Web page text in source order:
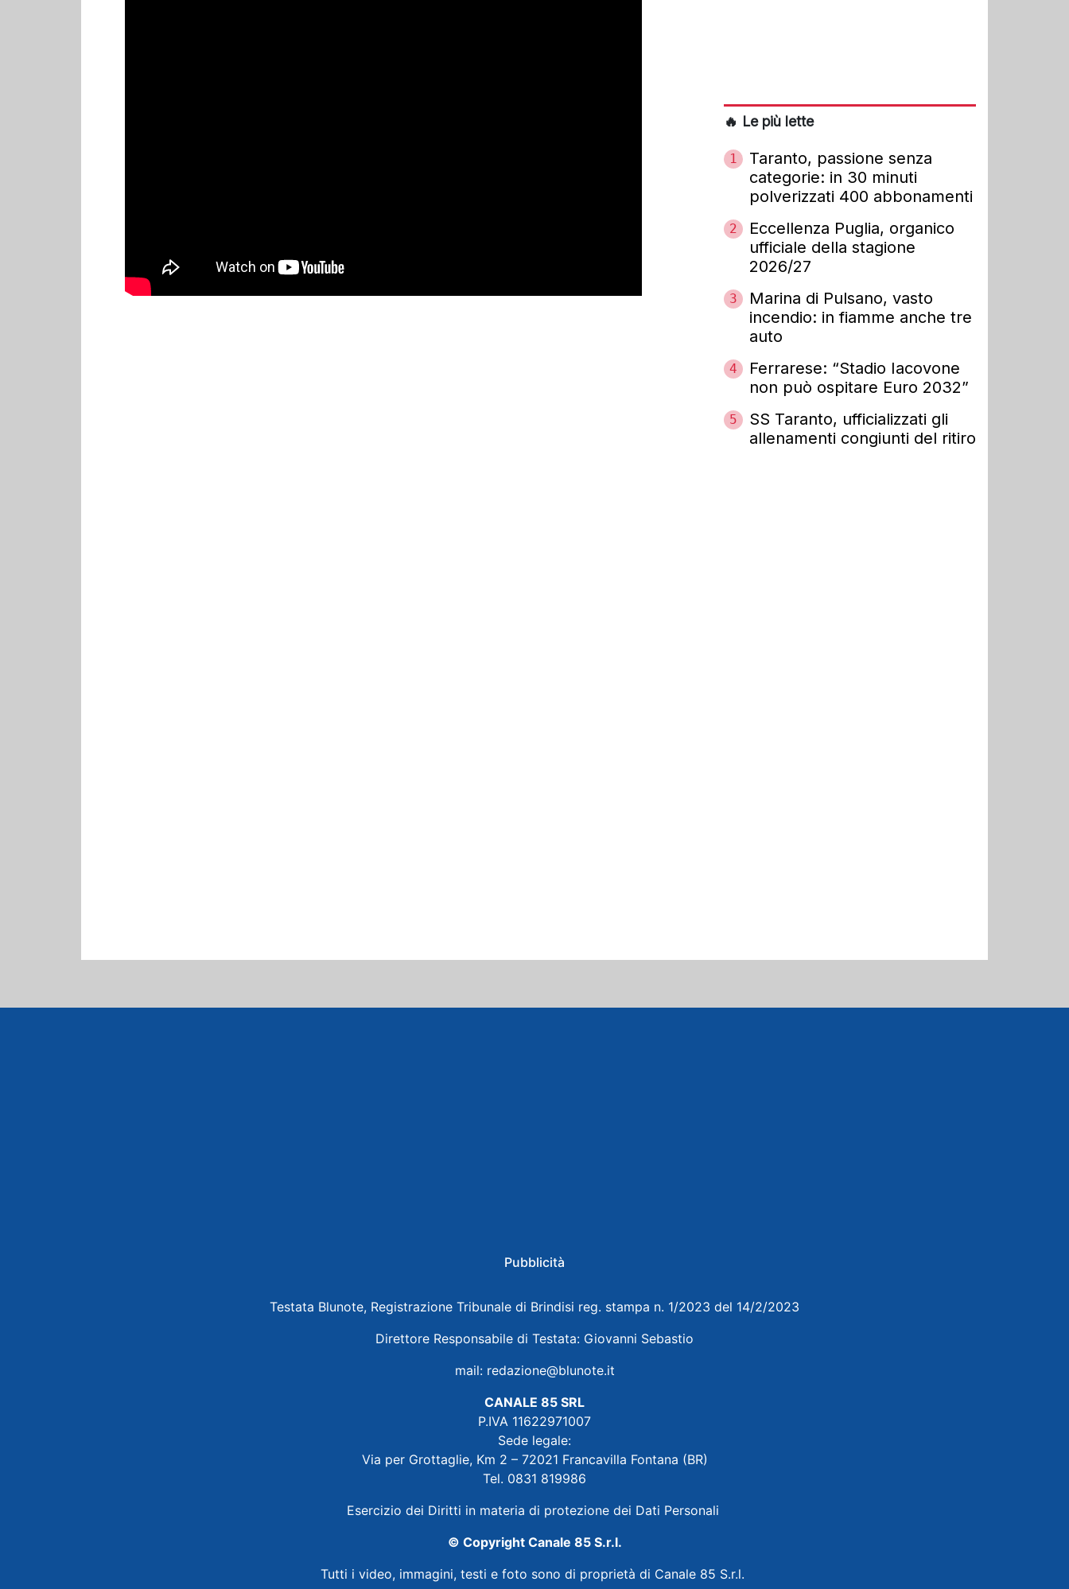
🔥 Le più lette
1
Taranto, passione senza
categorie: in 30 minuti
polverizzati 400 abbonamenti
2
Eccellenza Puglia, organico
ufficiale della stagione
2026/27
3
Marina di Pulsano, vasto
incendio: in fiamme anche tre
auto
4
Ferrarese: “Stadio Iacovone
non può ospitare Euro 2032”
5
SS Taranto, ufficializzati gli
allenamenti congiunti del ritiro
Pubblicità
Testata Blunote, Registrazione Tribunale di Brindisi reg. stampa n. 1/2023 del 14/2/2023
Direttore Responsabile di Testata: Giovanni Sebastio
mail: redazione@blunote.it
CANALE 85 SRL
P.IVA 11622971007
Sede legale:
Via per Grottaglie, Km 2 – 72021 Francavilla Fontana (BR)
Tel. 0831 819986
Esercizio dei Diritti in materia di protezione dei Dati Personali
© Copyright Canale 85 S.r.l.
Tutti i video, immagini, testi e foto sono di proprietà di Canale 85 S.r.l.